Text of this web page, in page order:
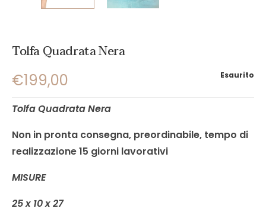
Tolfa Quadrata Nera
Esaurito
€199,00
Tolfa Quadrata Nera
Non in pronta consegna, preordinabile, tempo di
realizzazione 15 giorni lavorativi
MISURE
25 x 10 x 27